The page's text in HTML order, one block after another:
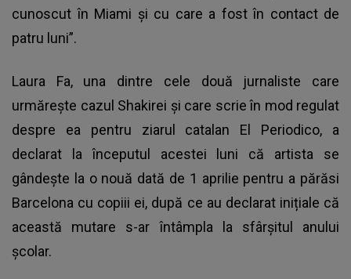
cunoscut în Miami și cu care a fost în contact de
patru luni”.
Laura Fa, una dintre cele două jurnaliste care
urmărește cazul Shakirei și care scrie în mod regulat
despre ea pentru ziarul catalan El Periodico, a
declarat la începutul acestei luni că artista se
gândește la o nouă dată de 1 aprilie pentru a părăsi
Barcelona cu copiii ei, după ce au declarat inițiale că
această mutare s-ar întâmpla la sfârșitul anului
școlar.